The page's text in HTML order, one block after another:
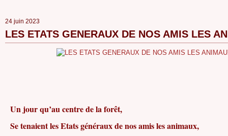
24 juin 2023
LES ETATS GENERAUX DE NOS AMIS LES
Un jour qu’au centre de la forêt,
Se tenaient les Etats généraux de nos amis les animaux,